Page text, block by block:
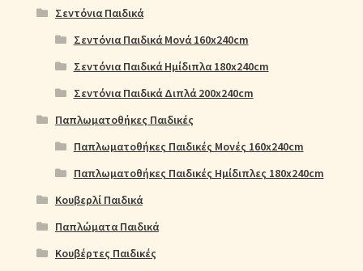
Σεντόνια Παιδικά
Σεντόνια Παιδικά Μονά 160x240cm
Σεντόνια Παιδικά Ημίδιπλα 180x240cm
Σεντόνια Παιδικά Διπλά 200x240cm
Παπλωματοθήκες Παιδικές
Παπλωματοθήκες Παιδικές Μονές 160x240cm
Παπλωματοθήκες Παιδικές Ημίδιπλες 180x240cm
Κουβερλί Παιδικά
Παπλώματα Παιδικά
Κουβέρτες Παιδικές